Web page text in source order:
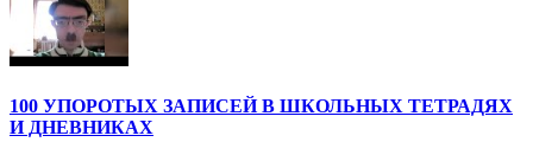
100 УПОРОТЫХ ЗАПИСЕЙ В ШКОЛЬНЫХ ТЕТРАДЯХ
И ДНЕВНИКАХ